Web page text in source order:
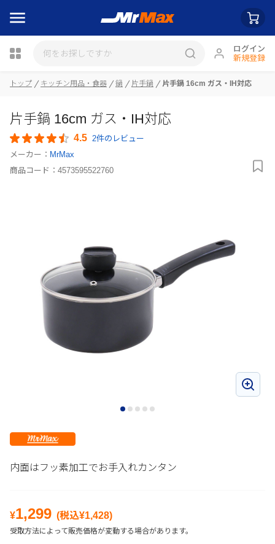
ログイン
新規登録
瓶詰
トップ キッチン用品・食器 鍋 片手鍋 片手鍋 16cm ガス・IH対応
片手鍋 16cm ガス・IH対応
4.5 2件のレビュー
メーカー： MrMax
商品コード： 4573595522760
内面はフッ素加工でお手入れカンタン
¥1,299 (税込¥1,428)
受取方法によって販売価格が変動する場合があります。